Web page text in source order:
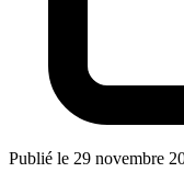
Publié le 29 novembre